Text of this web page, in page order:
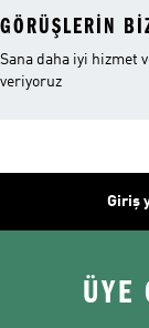
GÖRÜŞLERIN
Sana daha iyi hizmet
veriyoruz
Giriş
ÜYE